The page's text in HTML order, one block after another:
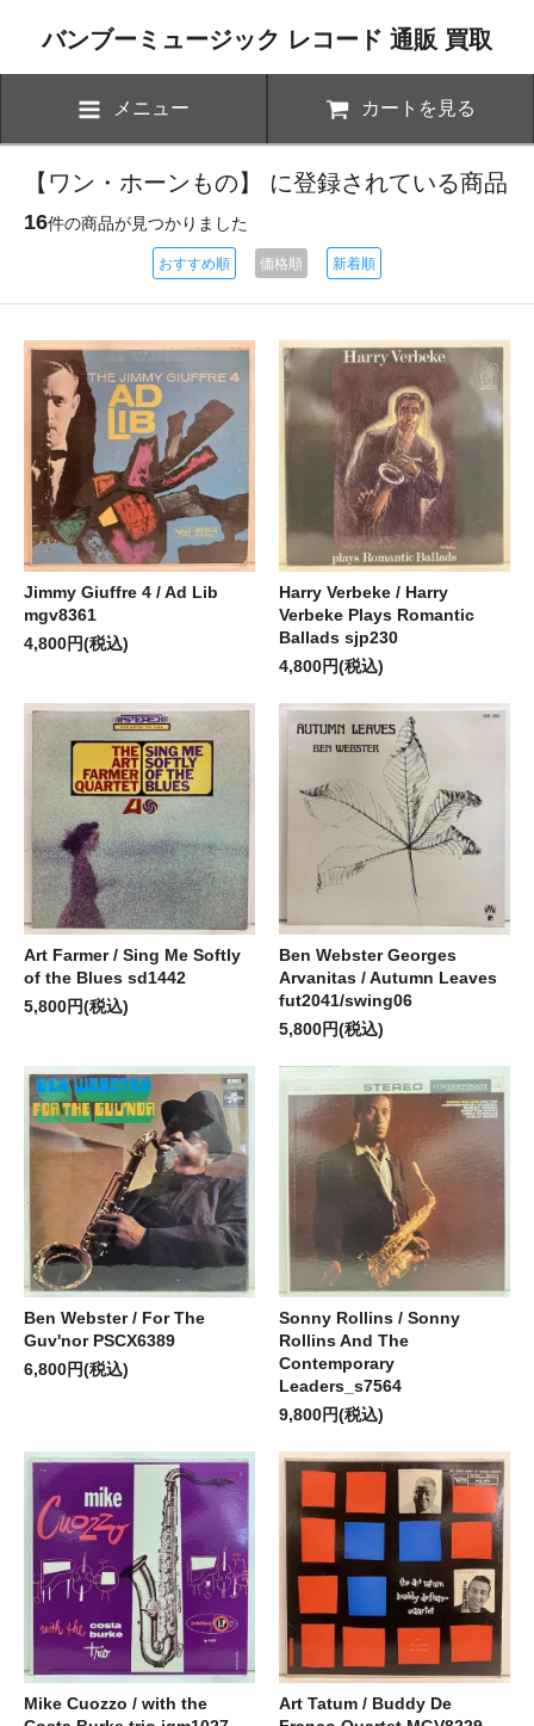
バンブーミュージック レコード 通販 買取
メニュー カートを見る
【ワン・ホーンもの】 に登録されている商品
16件の商品が見つかりました
おすすめ順 価格順 新着順
Jimmy Giuffre 4 / Ad Lib
mgv8361
4,800円(税込)
Harry Verbeke / Harry
Verbeke Plays Romantic
Ballads sjp230
4,800円(税込)
Art Farmer / Sing Me Softly
of the Blues sd1442
5,800円(税込)
Ben Webster Georges
Arvanitas / Autumn Leaves
fut2041/swing06
5,800円(税込)
Ben Webster / For The
Guv'nor PSCX6389
6,800円(税込)
Sonny Rollins / Sonny
Rollins And The
Contemporary
Leaders_s7564
9,800円(税込)
Mike Cuozzo / with the
Art Tatum / Buddy De